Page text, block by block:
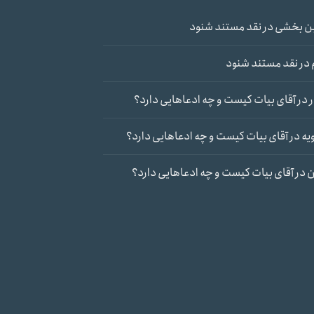
بخشیدرنقد مستند شنود
درنقد مستند شنود
درآقای بیات کیست و چه ادعاهایی دارد؟
درآقای بیات کیست و چه ادعاهایی دارد؟
درآقای بیات کیست و چه ادعاهایی دارد؟